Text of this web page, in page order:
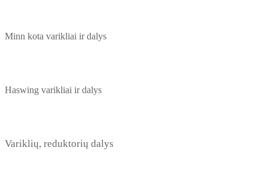
Minn kota varikliai ir dalys
Haswing varikliai ir dalys
Variklių, reduktorių dalys